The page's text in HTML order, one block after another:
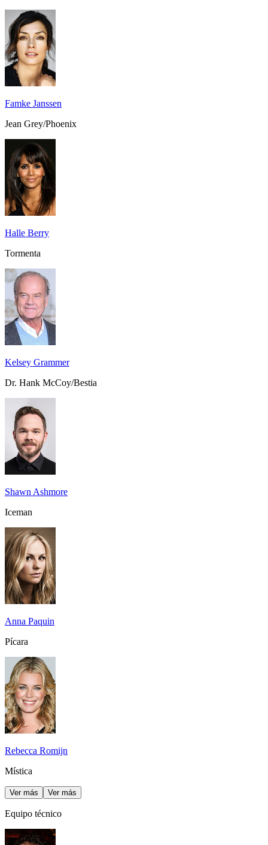
Famke Janssen
Jean Grey/Phoenix
Halle Berry
Tormenta
Kelsey Grammer
Dr. Hank McCoy/Bestia
Shawn Ashmore
Iceman
Anna Paquin
Pícara
Rebecca Romijn
Mística
Ver más Ver más
Equipo técnico